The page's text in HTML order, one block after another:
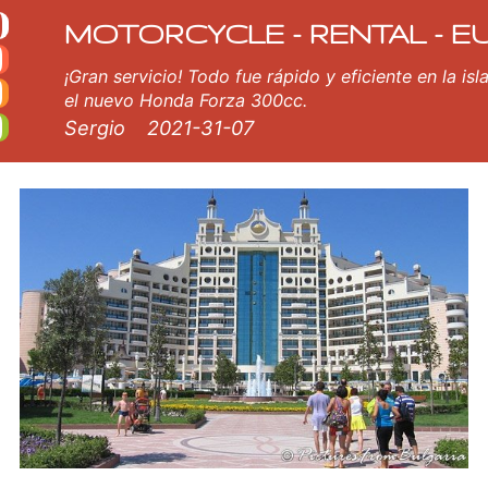
en Sunny Beach
MOTORCYCLE - RENTAL -
¡Gran servicio! Todo fue rápido y eficiente en la
el nuevo Honda Forza 300cc.
Sergio 2021-31-07